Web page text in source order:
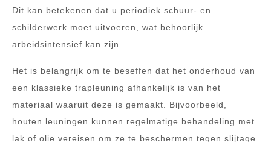
Dit kan betekenen dat u periodiek schuur- en
schilderwerk moet uitvoeren, wat behoorlijk
arbeidsintensief kan zijn.
Het is belangrijk om te beseffen dat het onderhoud van
een klassieke trapleuning afhankelijk is van het
materiaal waaruit deze is gemaakt. Bijvoorbeeld,
houten leuningen kunnen regelmatige behandeling met
lak of olie vereisen om ze te beschermen tegen slijtage